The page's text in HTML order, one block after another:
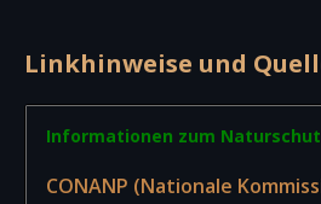
Linkhinweise und
Informationen zum
CONANP (Nationale